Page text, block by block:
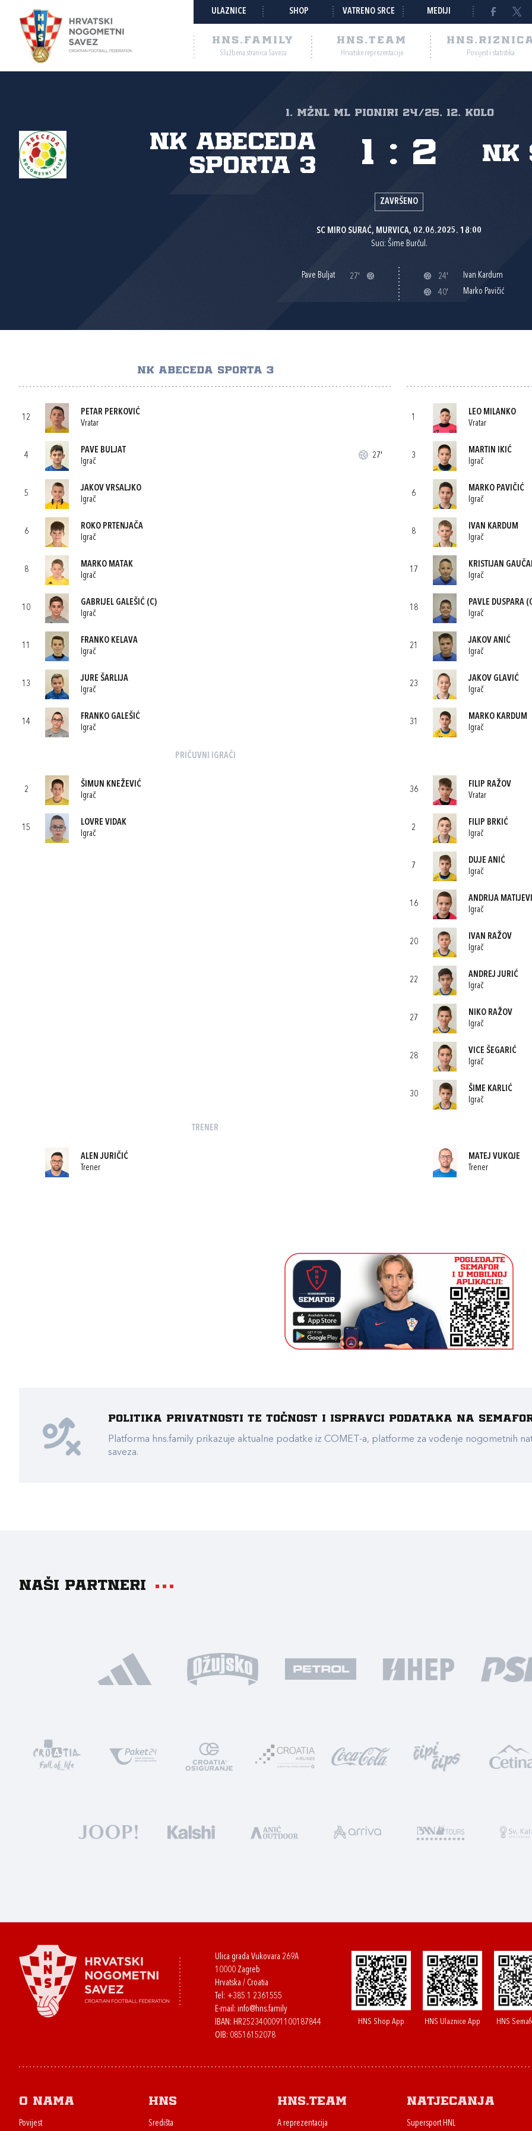
ULAZNICE SHOP VATRENO SRCE MEDIJI
HNS.FAMILY
Službena stranica Saveza
HNS.TEAM
Hrvatske reprezentacije Povijest i statistika
1. MŽNL ML PIONIRI 24/25, 12. kolo
NK Abeceda
sporta 3
NK
1 : 2
ZAVRŠENO
SC MIRO SURAĆ, MURVICA, 02.06.2025. 18:00
Suci: Šime Burčul.
Pave Buljat 27' 24'
Ivan Kardum
40'
Marko Pavičić
NK ABECEDA SPORTA 3
12
PETAR PERKOVIĆ
Vratar
4
PAVE BULJAT
Igrač
27'
5
JAKOV VRSALJKO
Igrač
6
ROKO PRTENJAČA
Igrač
8
MARKO MATAK
Igrač
10
GABRIJEL GALEŠIĆ (C)
Igrač
11
FRANKO KELAVA
Igrač
13
JURE ŠARLIJA
Igrač
14
FRANKO GALEŠIĆ
Igrač
PRIČUVNI IGRAČI
2
ŠIMUN KNEŽEVIĆ
Igrač
15
LOVRE VIDAK
Igrač
TRENER
ALEN JURIČIĆ
Trener
1
LEO MILANKO
Vratar
3
MARTIN IKIĆ
Igrač
6
MARKO PAVIČIĆ
Igrač
8
IVAN KARDUM
Igrač
17
KRISTIJAN
Igrač
18
PAVLE DUSPARA
Igrač
21
JAKOV ANIĆ
Igrač
23
JAKOV GLAVIĆ
Igrač
31
MARKO KARDUM
Igrač
36
FILIP RAŽOV
Vratar
2
FILIP BRKIĆ
Igrač
7
DUJE ANIĆ
Igrač
16
ANDRIJA
Igrač
20
IVAN RAŽOV
Igrač
22
ANDREJ JURIĆ
Igrač
27
NIKO RAŽOV
Igrač
28
VICE ŠEGARIĆ
Igrač
30
ŠIME KARLIĆ
Igrač
MATEJ VUKOJE
Trener
Politika privatnosti te točnost i ispravci podataka na
Platforma hns.family prikazuje aktualne podatke iz COMET-a, platforme za vođenje nogometnih
saveza.
Naši partneri
Ulica grada Vukovara 269A
10000 Zagreb
Hrvatska / Croatia
Tel: +385 1 2361555
E-mail: info@hns.family
IBAN: HR2523400091100187844
OIB: 08516152078
HNS Shop App HNS Ulaznice App HNS
O nama
Povijest
HNS
Središta
HNS.team
A reprezentacija
Natjecanja
Supersport HNL